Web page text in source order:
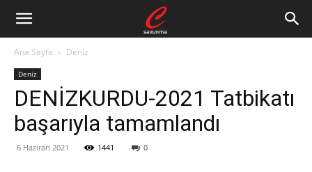
Ana Sayfa Deniz
Deniz
DENİZKURDU-2021 Tatbikatı
başarıyla tamamlandı
6 Haziran 2021 1441 0